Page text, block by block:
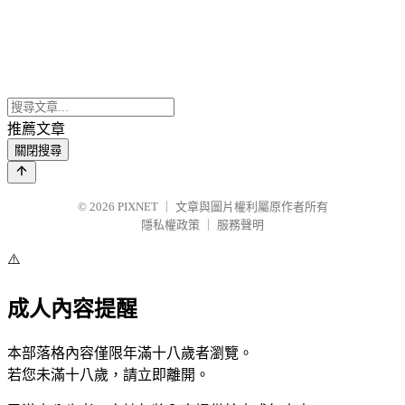
推薦文章
關閉搜尋
© 2026 PIXNET
文章與圖片權利屬原作者所有
隱私權政策
服務聲明
⚠️
成人內容提醒
本部落格內容僅限年滿十八歲者瀏覽。
若您未滿十八歲，請立即離開。